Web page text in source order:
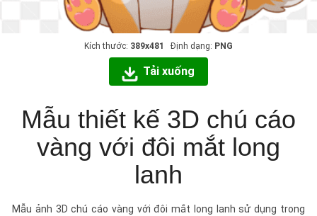
Kích thước: 389x481 Định dạng: PNG
Tải xuống
Mẫu thiết kế 3D chú cáo
vàng với đôi mắt long
lanh
Mẫu ảnh 3D chú cáo vàng với đôi mắt long lanh sử dụng trong